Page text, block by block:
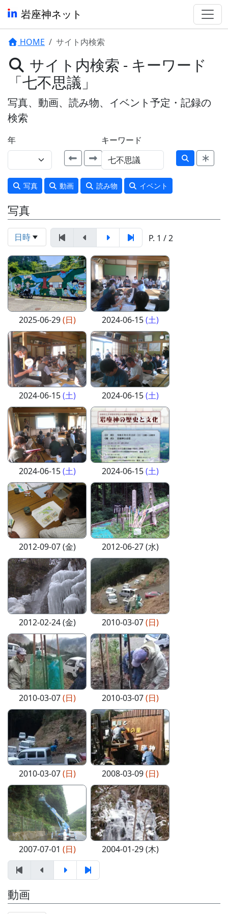
岩座神ネット
HOME サイト内検索
サイト内検索 - キーワード
「七不思議」
写真、動画、読み物、イベント予定・記録の
検索
年 キーワード
写真 動画 読み物 イベント
写真
日時 P. 1 / 2
2025-06-29(日) 2024-06-15(土)
2024-06-15(土) 2024-06-15(土)
2024-06-15(土) 2024-06-15(土)
2012-09-07 (金) 2012-06-27 (水)
2012-02-24 (金) 2010-03-07(日)
2010-03-07(日) 2010-03-07(日)
2010-03-07(日) 2008-03-09(日)
2007-07-01 (日) 2004-01-29 (木)
動画